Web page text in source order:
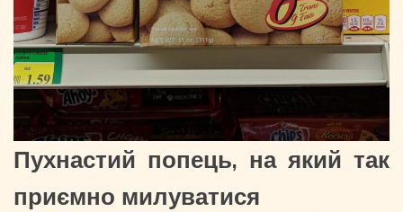
Пухнастий попець, на який так
приємно милуватися